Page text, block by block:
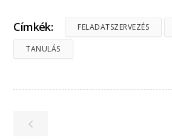
Címkék: FELADATSZERVEZÉS
TANULÁS